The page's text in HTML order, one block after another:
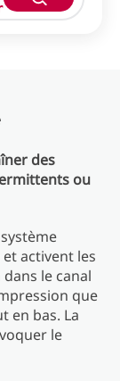
des
ou
activent les
le canal
que
en bas. La
le